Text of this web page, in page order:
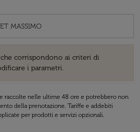
corrispondono ai criteri di
i parametri.
raccolte nelle ultime 48 ore e potrebbero non
della prenotazione. Tariffe e addebiti
per prodotti e servizi opzionali.